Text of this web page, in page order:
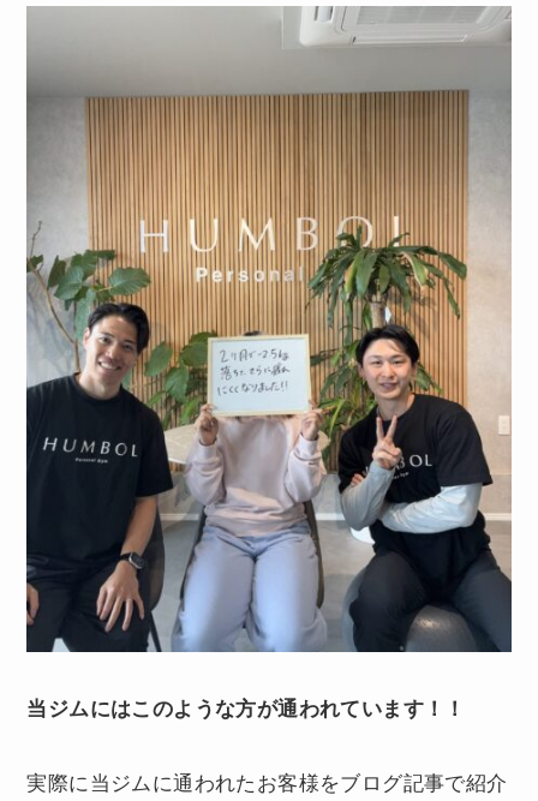
当ジムにはこのような方が通われています！！
実際に当ジムに通われたお客様をブログ記事で紹介